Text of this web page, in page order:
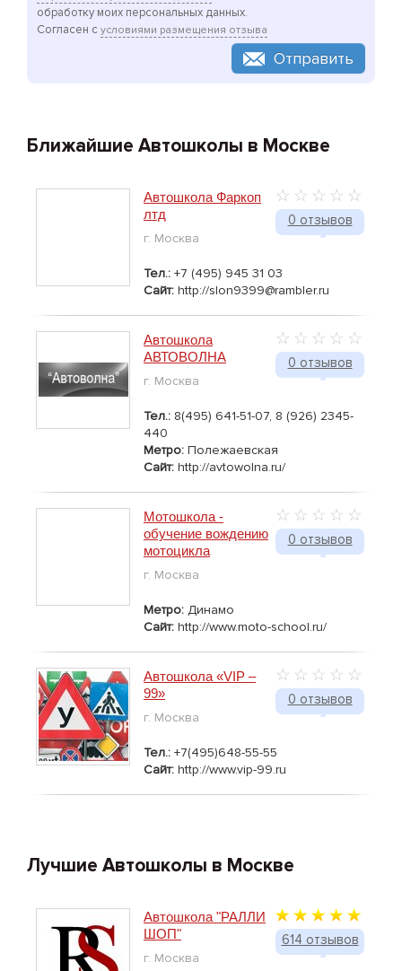
обработку моих персональных данных.
Согласен с условиями размещения отзыва
Отправить
Ближайшие Автошколы в Москве
0 отзывов
Автошкола Фаркоп
лтд
г. Москва
Тел.: +7 (495) 945 31 03
Сайт: http://slon9399@rambler.ru
0 отзывов
Автошкола
АВТОВОЛНА
г. Москва
Тел.: 8(495) 641-51-07, 8 (926) 2345-
440
Метро: Полежаевская
Сайт: http://avtowolna.ru/
0 отзывов
Мотошкола -
обучение вождению
мотоцикла
г. Москва
Метро: Динамо
Сайт: http://www.moto-school.ru/
0 отзывов
Автошкола «VIP –
99»
г. Москва
Тел.: +7(495)648-55-55
Сайт: http://www.vip-99.ru
Лучшие Автошколы в Москве
614 отзывов
Автошкола "РАЛЛИ
ШОП"
г. Москва